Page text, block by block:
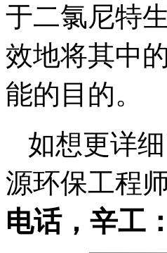
于二氯尼特
效地将其中
能的目的。
如想更详
源环保工程
电话，辛工